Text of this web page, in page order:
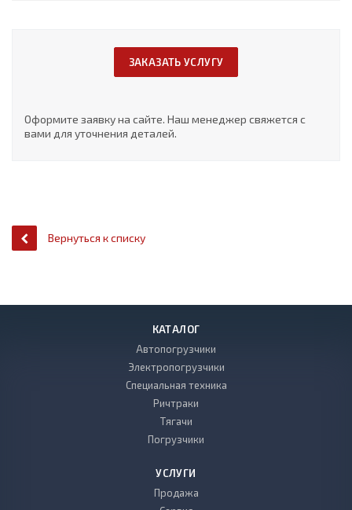
ЗАКАЗАТЬ УСЛУГУ
Оформите заявку на сайте. Наш менеджер свяжется с
вами для уточнения деталей.
Вернуться к списку
КАТАЛОГ
Автопогрузчики
Электропогрузчики
Специальная техника
Ричтраки
Тягачи
Погрузчики
УСЛУГИ
Продажа